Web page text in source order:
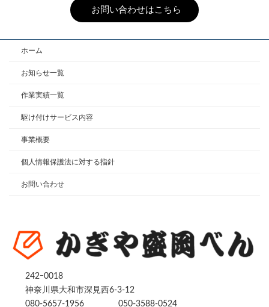
お問い合わせはこちら
ホーム
お知らせ一覧
作業実績一覧
駆け付けサービス内容
事業概要
個人情報保護法に対する指針
お問い合わせ
242ｰ0018
神奈川県大和市深見西6-3-12
080-5657-1956
050-3588-0524